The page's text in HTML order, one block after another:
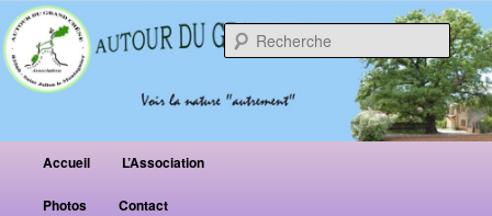
Menu principal
Aller au contenu principal
Aller au contenu secondaire
Accueil L’Association
Photos Contact